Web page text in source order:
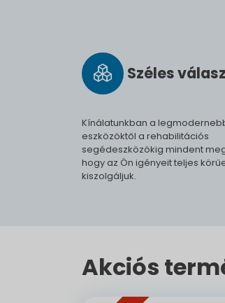
Széles
Kínálatunkban a
eszközöktől a rehabilitációs
segédeszközökig mindent
hogy az Ön igényeit teljes
kiszolgáljuk.
Akciós